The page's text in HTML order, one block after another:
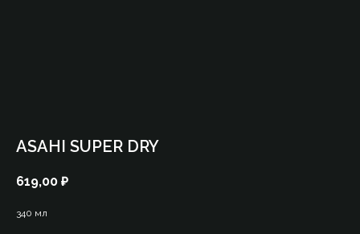
ASAHI SUPER DRY
619,00 ₽
340 мл